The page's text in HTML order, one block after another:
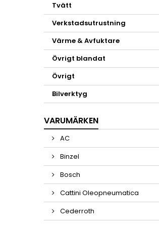
Tvätt
Verkstadsutrustning
Värme & Avfuktare
Övrigt blandat
Övrigt
Bilverktyg
VARUMÄRKEN
AC
Binzel
Bosch
Cattini Oleopneumatica
Cederroth